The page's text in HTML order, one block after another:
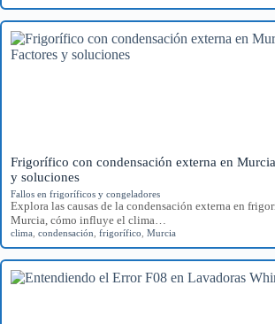
Frigorífico con condensación externa en
y soluciones
Fallos en frigoríficos y congeladores
Explora las causas de la condensación externa en
Murcia, cómo influye el clima…
clima condensación frigorífico Murcia